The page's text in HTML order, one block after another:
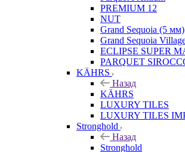
PREMIUM 12
NUT
Grand Sequoia (5 мм)
Grand Sequoia
ECLIPSE SUPER
PARQUET
KÄHRS
Назад
KÄHRS
LUXURY TILES
LUXURY TILES
Stronghold
Назад
Stronghold